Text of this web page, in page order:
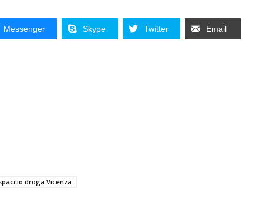
Messenger Skype Twitter Email
droga Vicenza